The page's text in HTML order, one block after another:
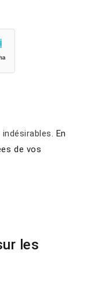
En
de vos
les